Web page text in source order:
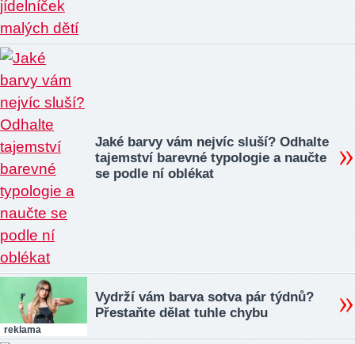
Jaké barvy vám nejvíc sluší? Odhalte
tajemství barevné typologie a naučte
se podle ní oblékat
reklama
Vydrží vám barva sotva pár týdnů?
Přestaňte dělat tuhle chybu